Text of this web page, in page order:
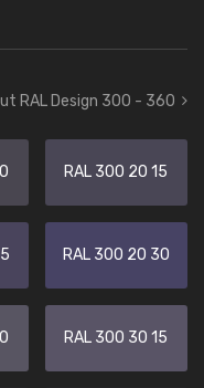
RAL Design 300 - 360
RAL 300 20 15
RAL 300 20 30
RAL 300 30 15